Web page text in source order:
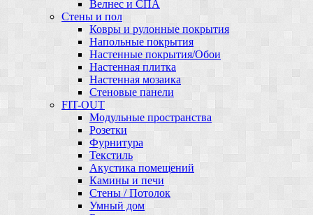
Велнес и СПА
Стены и пол
Ковры и рулонные покрытия
Напольные покрытия
Настенные покрытия/Обои
Настенная плитка
Настенная мозаика
Стеновые панели
FIT-OUT
Модульные пространства
Розетки
Фурнитура
Текстиль
Акустика помещений
Камины и печи
Стены / Потолок
Умный дом